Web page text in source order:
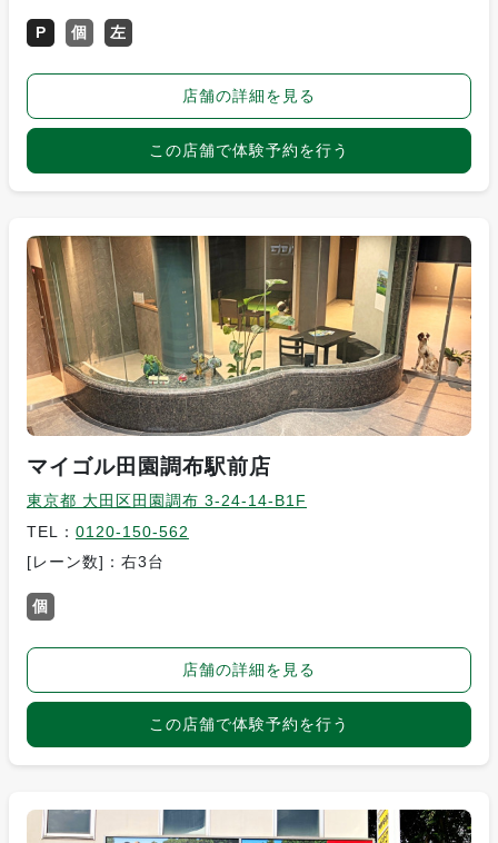
P 個 左
店舗の詳細を見る
この店舗で体験予約を行う
マイゴル田園調布駅前店
東京都 大田区田園調布 3-24-14-B1F
TEL： 0120-150-562
[レーン数]：右3台
個
店舗の詳細を見る
この店舗で体験予約を行う